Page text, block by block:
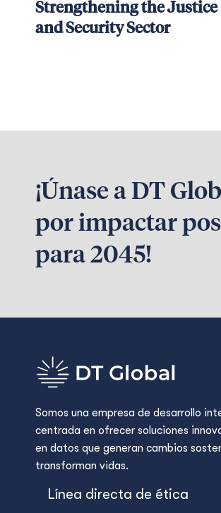
Strengthening the Justice
and Security Sector
¡Únase a DT
por impactar
para 2045!
Somos una empresa de desarrollo
centrada en ofrecer soluciones
en datos que generan cambios
transforman vidas.
Línea directa de ética